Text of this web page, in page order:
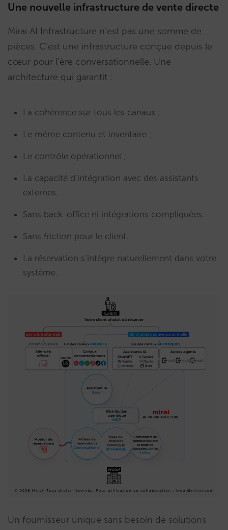
Une nouvelle infrastructure de vente directe
Mirai AI Infrastructure n’est pas une somme de
pièces. C’est une infrastructure conçue depuis le
cœur pour l’ère conversationnelle. Une
architecture qui garantit :
La cohérence sur tous les canaux ;
Le même contenu et inventaire ;
Le contrôle opérationnel ;
La capacité d’intégration avec des assistants
externes.
Sans back-office ni intégrations compliquées.
Sans friction pour le client.
La réservation s’intègre naturellement dans votre
système.
Un fournisseur unique sans besoin de solutions